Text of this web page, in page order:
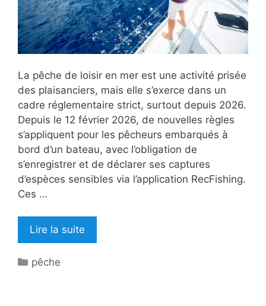
La pêche de loisir en mer est une activité prisée
des plaisanciers, mais elle s’exerce dans un
cadre réglementaire strict, surtout depuis 2026.
Depuis le 12 février 2026, de nouvelles règles
s’appliquent pour les pêcheurs embarqués à
bord d’un bateau, avec l’obligation de
s’enregistrer et de déclarer ses captures
d’espèces sensibles via l’application RecFishing.
Ces …
Lire la suite
Catégories
pêche